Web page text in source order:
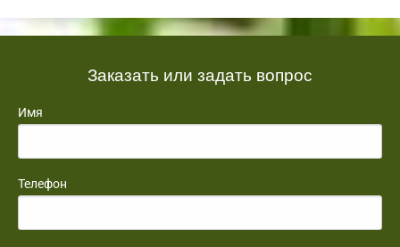
Заказать или задать вопрос
Имя
Телефон